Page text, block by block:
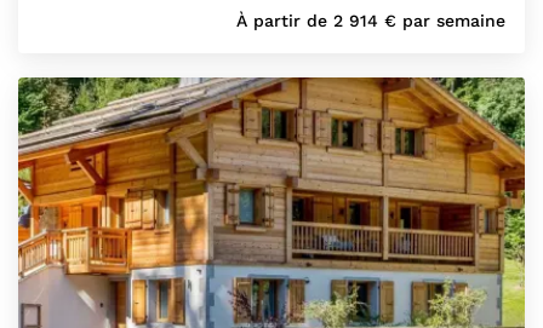
À partir de 2 914 € par semaine